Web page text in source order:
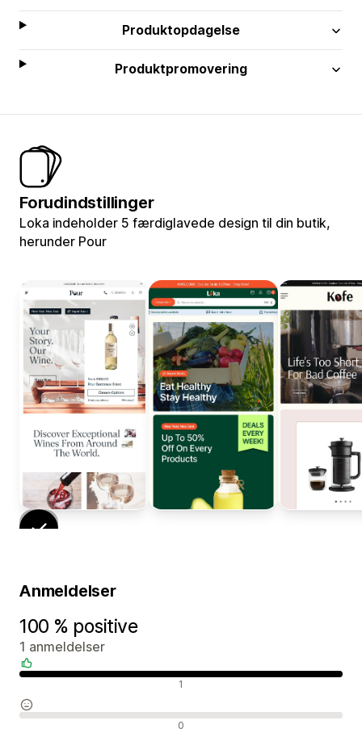
Produktopdagelse
Produktpromovering
Forudindstillinger
Loka indeholder 5 færdiglavede design til din butik,
herunder Pour
Anmeldelser
100 % positive
1 anmeldelser
1
0